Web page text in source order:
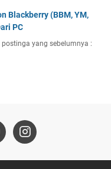
Blackberry (BBM, YM,
PC
yang sebelumnya :